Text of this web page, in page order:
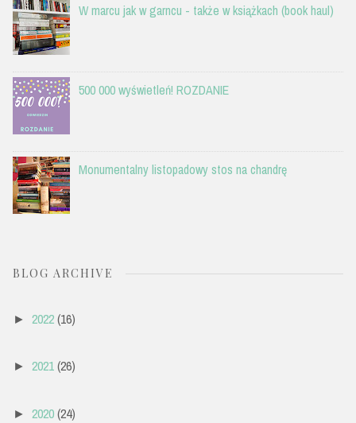
W marcu jak w garncu - także w książkach (book haul)
500 000 wyświetleń! ROZDANIE
Monumentalny listopadowy stos na chandrę
BLOG ARCHIVE
► 2022(16)
► 2021(26)
► 2020(24)